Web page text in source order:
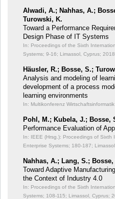
Alwadi, A.; Nahhas, A.;
Turowski, K.
Toward a Performance
Design Phase of IT Systems
In: Proceedings of the Sixth
Systems; 9-16; Limassol, Cyprus;
Häusler, R.; Bosse, S.;
Analysis and modeling of
development of a process
learning environments
In: Multikonferenz Wirtschaftsinformatik
Pohl, M.; Kubela, J.; Bosse,
Performance Evaluation of
In: IEEE (Hrsg.): Proceedings of Sixth
Enterprise Systems; 180-187;
Nahhas, A.; Lang, S.;
Toward Adaptive
the Context of Industry 4.0
In: Proceedings of the Sixth
Systems; 108-115; Limassol, Cyprus;